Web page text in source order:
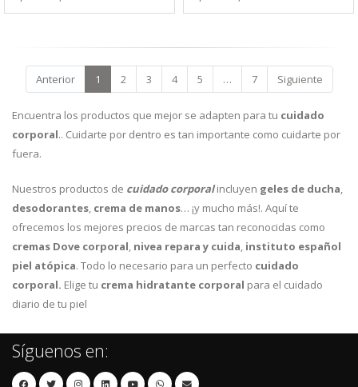
Anterior 1 2 3 4 5 … 7 Siguiente
Encuentra los productos que mejor se adapten para tu cuidado
corporal.. Cuidarte por dentro es tan importante como cuidarte por
fuera.
Nuestros productos de cuidado corporalincluyen geles de ducha
desodorantes crema de manos… ¡y mucho más!. Aquí te
ofrecemos los mejores precios de marcas tan reconocidas como
cremas Dove corporal nivea repara y cuida instituto español
piel atópica. Todo lo necesario para un perfecto cuidado
corporal. Elige tu crema hidratante corporal para el cuidado
diario de tu piel
Síguenos en: